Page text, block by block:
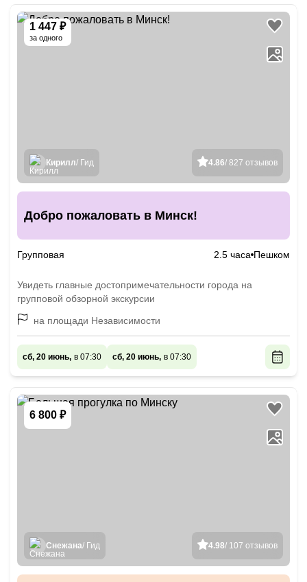
1 447 ₽
за одного
4.86/ 827 отзывов
Кирилл/ Гид
Добро пожаловать в Минск!
Групповая 2.5 часа Пешком
Увидеть главные достопримечательности города на
групповой обзорной экскурсии
на площади Независимости
сб, 20 июнь, в 07:30 сб, 20 июнь, в 07:30
6 800 ₽
4.98/ 107 отзывов
Снежана/ Гид